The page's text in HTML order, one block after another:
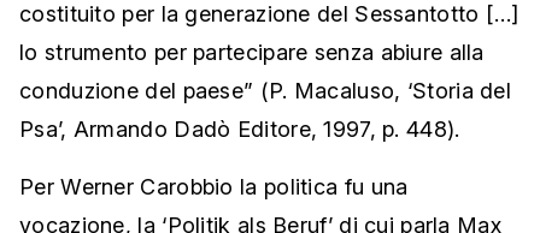
costituito per la generazione del Sessantotto […]
lo strumento per partecipare senza abiure alla
conduzione del paese” (P. Macaluso, ‘Storia del
Psa’, Armando Dadò Editore, 1997, p. 448).
Per Werner Carobbio la politica fu una
vocazione, la ‘Politik als Beruf’ di cui parla Max